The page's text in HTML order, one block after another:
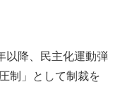
以降、民主化運動弾
制」として制裁を